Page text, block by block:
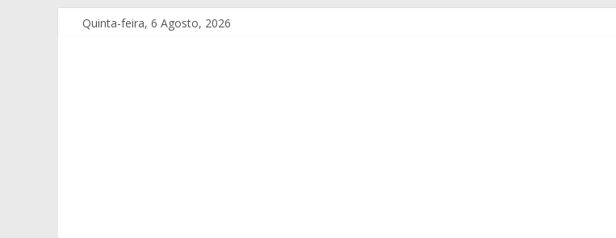
Quinta-feira, 6 Agosto, 2026